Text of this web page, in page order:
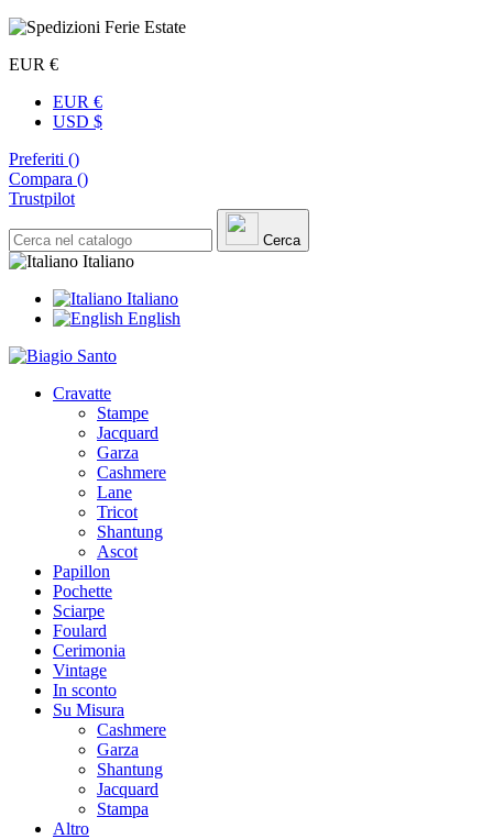
EUR €
EUR €
USD $
Preferiti ()
Compara ()
Trustpilot
Cerca
Italiano
Italiano
English
Cravatte
Stampe
Jacquard
Garza
Cashmere
Lane
Tricot
Shantung
Ascot
Papillon
Pochette
Sciarpe
Foulard
Cerimonia
Vintage
In sconto
Su Misura
Cashmere
Garza
Shantung
Jacquard
Stampa
Altro